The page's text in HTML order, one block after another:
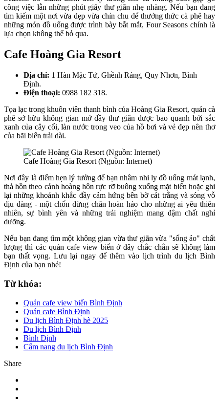
công việc lẫn những phút giây thư giãn nhẹ nhàng. Nếu bạn đang
tìm kiếm một nơi vừa đẹp vừa chỉn chu để thưởng thức cà phê hay
những món đồ uống được trình bày bắt mắt, Four Seasons chính là
lựa chọn không thể bỏ qua.
Cafe Hoàng Gia Resort
Địa chỉ: 1 Hàn Mặc Tử, Ghềnh Ráng, Quy Nhơn, Bình
Định.
Điện thoại: 0988 182 318.
Tọa lạc trong khuôn viên thanh bình của Hoàng Gia Resort, quán cà
phê sở hữu không gian mở đầy thư giãn được bao quanh bởi sắc
xanh của cây cối, làn nước trong veo của hồ bơi và vẻ đẹp nên thơ
của bãi biển trải dài.
Cafe Hoàng Gia Resort (Nguồn: Internet)
Nơi đây là điểm hẹn lý tưởng để bạn nhâm nhi ly đồ uống mát lạnh,
thả hồn theo cảnh hoàng hôn rực rỡ buông xuống mặt biển hoặc ghi
lại những khoảnh khắc đầy cảm hứng bên bờ cát trắng và sóng vỗ
dịu dàng - một chốn dừng chân hoàn hảo cho những ai yêu thiên
nhiên, sự bình yên và những trải nghiệm mang đậm chất nghỉ
dưỡng.
Nếu bạn đang tìm một không gian vừa thư giãn vừa "sống ảo" chất
lượng thì các quán cafe view biển ở đây chắc chắn sẽ không làm
bạn thất vọng. Lưu lại ngay để thêm vào lịch trình du lịch Bình
Định của bạn nhé!
Từ khóa:
Quán cafe view biển Bình Định
Quán cafe Bình Định
Du lịch Bình Định hè 2025
Du lịch Bình Định
Bình Định
Cẩm nang du lịch Bình Định
Share